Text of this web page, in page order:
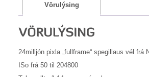
Vörulýsing
24milljón pixla „fullframe“ spegillaus vél frá
ISo frá 50 til 204800